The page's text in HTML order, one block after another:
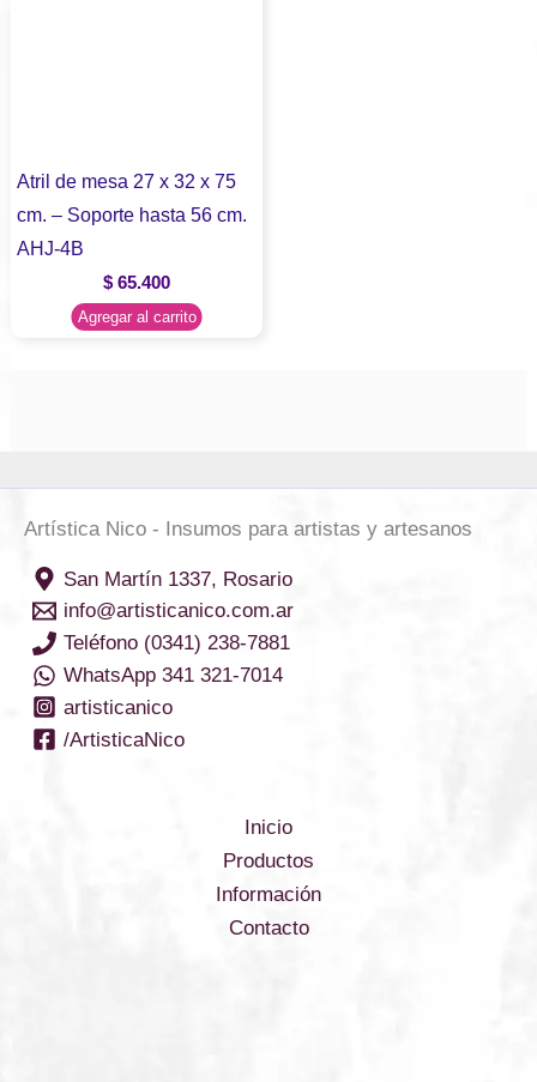
Atril de mesa 27 x 32 x 75
cm. – Soporte hasta 56 cm.
AHJ-4B
$ 65.400
Agregar al carrito
Artística Nico - Insumos para artistas y artesanos
San Martín 1337, Rosario
info@artisticanico.com.ar
Teléfono (0341) 238-7881
WhatsApp 341 321-7014
artisticanico
/ArtisticaNico
Inicio
Productos
Información
Contacto